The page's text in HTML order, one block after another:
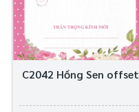
C2042 Hồng Sen offset